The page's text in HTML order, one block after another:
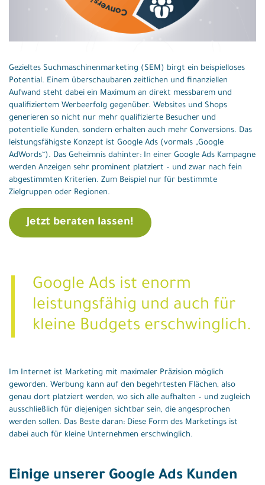
Newsletter-Marketing
Social-Media-Marketing
Konversionsoptimierung
Aktuelles
Agentur
Blog
Kontakt
Shop
Gezieltes Suchmaschinenmarketing (SEM) birgt ein beispielloses
Potential. Einem überschaubaren zeitlichen und finanziellen
Aufwand steht dabei ein Maximum an direkt messbarem und
qualifiziertem Werbeerfolg gegenüber. Websites und Shops
generieren so nicht nur mehr qualifizierte Besucher und
potentielle Kunden, sondern erhalten auch mehr Conversions. Das
leistungsfähigste Konzept ist Google Ads (vormals „Google
AdWords“). Das Geheimnis dahinter: In einer Google Ads Kampagne
werden Anzeigen sehr prominent platziert – und zwar nach fein
abgestimmten Kriterien. Zum Beispiel nur für bestimmte
Zielgruppen oder Regionen.
Jetzt beraten lassen!
Google Ads ist enorm
leistungsfähig und auch für
kleine Budgets erschwinglich.
Im Internet ist Marketing mit maximaler Präzision möglich
geworden. Werbung kann auf den begehrtesten Flächen, also
genau dort platziert werden, wo sich alle aufhalten – und zugleich
ausschließlich für diejenigen sichtbar sein, die angesprochen
werden sollen. Das Beste daran: Diese Form des Marketings ist
dabei auch für kleine Unternehmen erschwinglich.
Einige unserer Google Ads Kunden